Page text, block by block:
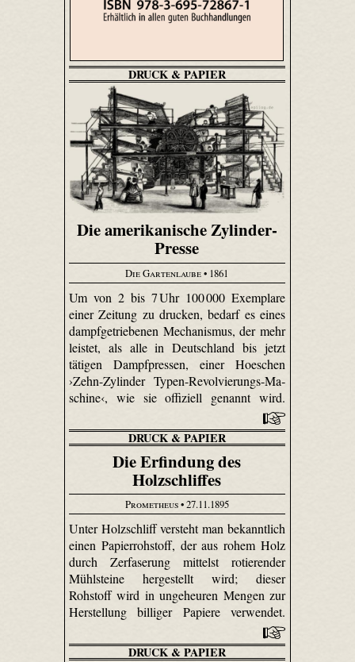
DRUCK & PAPIER
Die amerikanische Zylinder-
Presse
Die Gartenlaube• 1861
Um von 2 bis 7 Uhr 100 000 Exemplare
einer Zeitung zu drucken, bedarf es eines
dampfgetriebenen Mechanismus, der mehr
leistet, als alle in Deutschland bis jetzt
tätigen Dampfpressen, einer Hoeschen
›Zehn-Zy­linder Typen-Re­vol­vie­rungs-Ma­
schi­ne‹, wie sie offiziell genannt wird.
DRUCK & PAPIER
Die Erfindung des
Holzschliffes
Prometheus• 27.11.1895
Unter Holzschliff versteht man bekanntlich
einen Papierrohstoff, der aus rohem Holz
durch Zerfaserung mittelst rotierender
Mühlsteine hergestellt wird; dieser
Rohstoff wird in ungeheuren Mengen zur
Herstellung billiger Papiere verwendet.
DRUCK & PAPIER